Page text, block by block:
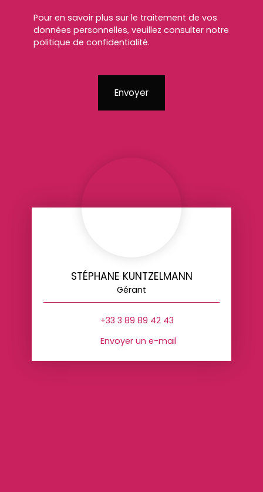
Pour en savoir plus sur le traitement de vos
données personnelles, veuillez consulter notre
politique de confidentialité.
Envoyer
STÉPHANE KUNTZELMANN
Gérant
+33 3 89 89 42 43
Envoyer un e-mail